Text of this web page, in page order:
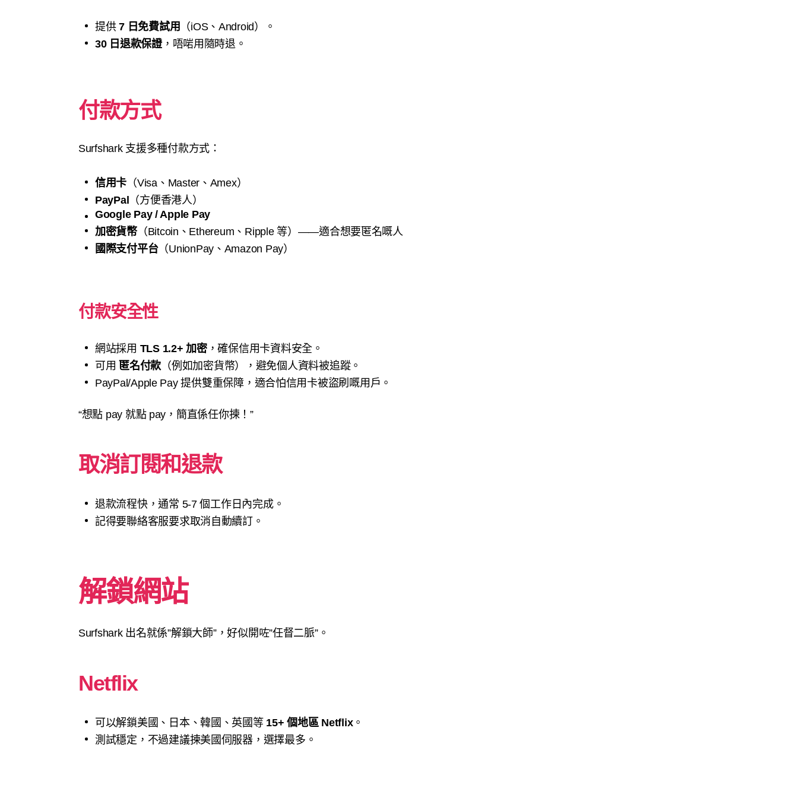
提供7 日免費試用
（iOS、Android）。
30 日退款保證，唔啱用隨時退。
付款方式
Surfshark 支援多種付款方式：
信用卡 （Visa、Master、Amex）
PayPal
（方便香港人）
Google Pay / Apple Pay
加密貨幣（Bitcoin、Ethereum、Ripple 等）——適合想要匿名嘅人
國際支付平台（UnionPay、Amazon Pay）
付款安全性
網站採用 TLS 1.2+ 加密，確保信用卡資料安全。
可用 匿名付款 （例如加密貨幣），避免個人資料被追蹤。
PayPal/Apple Pay 提供雙重保障，適合怕信用卡被盜刷嘅用戶。
“想點 pay 就點 pay，簡直係任你揀！”
取消訂閱和退款
退款流程快，通常 5-7 個工作日內完成。
記得要聯絡客服要求取消自動續訂。
解鎖網站
Surfshark 出名就係”解鎖大師”，好似開咗”任督二脈”。
Netflix
可以解鎖美國、日本、韓國、英國等 15+ 個地區 Netflix。
測試穩定，不過建議揀美國伺服器，選擇最多。